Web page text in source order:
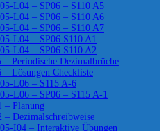
L04 – SP06 – S110 A5
L04 – SP06 – S110 A6
L04 – SP06 – S110 A7
L04 – SP06 S110 A1
L04 – SP06 S110 A2
Periodische Dezimalbrüche
Lösungen Checkliste
L06 – S115 A-6
L06 – SP06 – S115 A-1
– Planung
Dezimalschreibweise
I04 – Interaktive Übungen